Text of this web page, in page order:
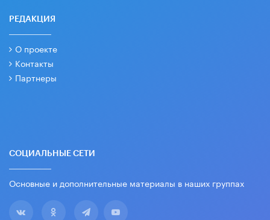
РЕДАКЦИЯ
О проекте
Контакты
Партнеры
СОЦИАЛЬНЫЕ СЕТИ
Основные и дополнительные материалы в наших группах